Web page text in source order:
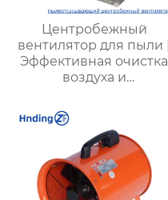
Центробежный
вентилятор для пыли |
Эффективная очистка
воздуха и
вентиляция |
Надежные системы
для удаления пыли